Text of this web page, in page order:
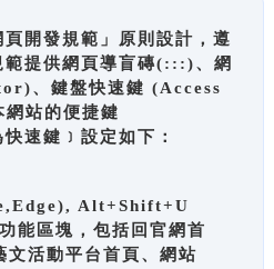
開發規範」原則設計，遵
範提供網頁導盲磚(:::)、網
、鍵盤快速鍵 (Access
站的便捷鍵
速鍵﹞設定如下：
Alt+Shift+U
能區塊，包括回官網首
文活動平台首頁、網站